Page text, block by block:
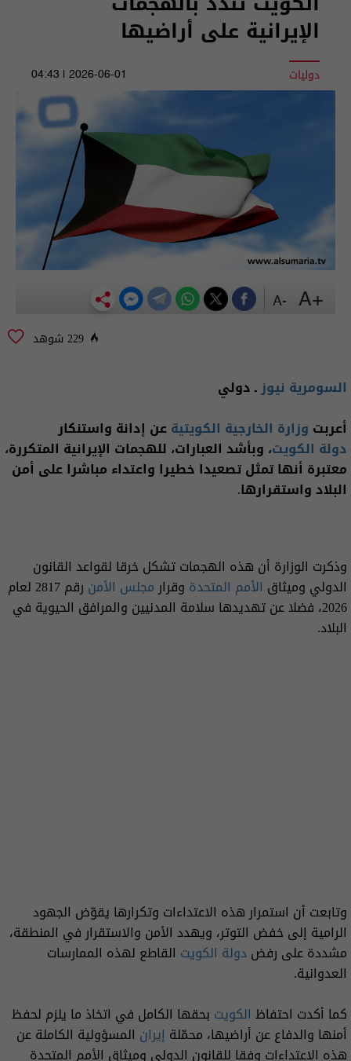
الإيرانية على أراضيها
دوليات 2026-06-01 | 04:43
229 شوهد
السومرية نيوزـ دولي
أعربت وزارة الخارجية الكويتيةعن إدانة واستنكار
دولة الكويت، وبأشد العبارات، للهجمات الإيرانية المتكررة،
معتبرة أنها تمثل تصعيدا خطيرا واعتداء مباشرا على أمن
البلاد واستقرارها.
وذكرت الوزارة أن هذه الهجمات تشكل خرقا لقواعد القانون
الدولي وميثاق الأمم المتحدة وقرارمجلس الأمن
رقم 2817 لعام
2026، فضلا عن تهديدها سلامة المدنيين والمرافق الحيوية في
البلاد.
وتابعت أن استمرار هذه الاعتداءات وتكرارها يقوّض الجهود
الرامية إلى خفض التوتر، ويهدد الأمن والاستقرار في المنطقة،
مشددة على رفضدولة الكويت القاطع لهذه الممارسات
العدوانية.
كما أكدت احتفاظ الكويت بحقها الكامل في اتخاذ ما يلزم لحفظ
أمنها والدفاع عن أراضيها، محمّلة إيران المسؤولية الكاملة عن
هذه الاعتداءات وفقا للقانون الدولي وميثاق الأمم المتحدة
+A
-A